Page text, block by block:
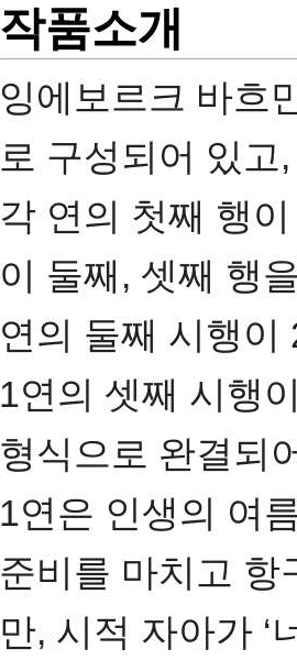
작품소개
잉에보르크 바흐
로 구성되어 있
각 연의 첫째 행
이 둘째, 셋째 행
연의 둘째 시행이
1연의 셋째 시행
형식으로 완결되
1연은 인생의 여
준비를 마치고 항
만, 시적 자아가 ‘